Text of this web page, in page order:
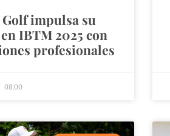
impulsa su
IBTM 2025 con
profesionales
08:00